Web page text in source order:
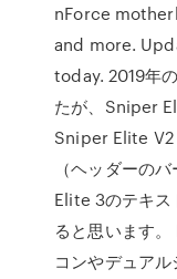
nForce
and more.
today. 2019年
たが、Sniper
Sniper Elite V2
（ヘッダーの
Elite 3のテキス
ると思います
コンやデュア